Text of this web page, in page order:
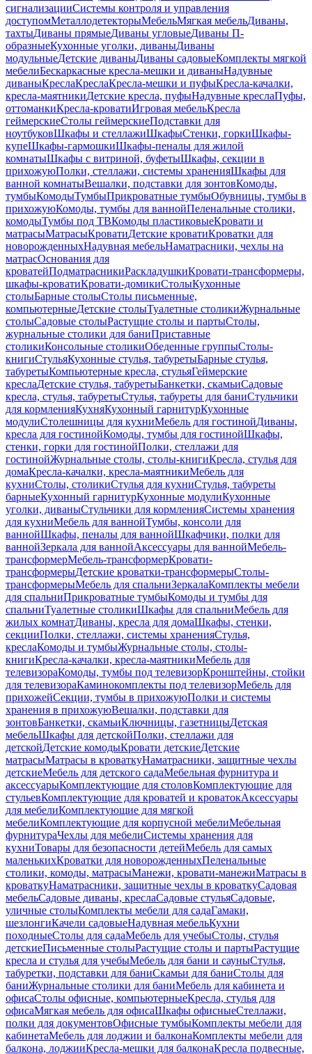
сигнализацииСистемы контроля и управления
доступомМеталлодетекторыМебельМягкая мебельДиваны,
тахтыДиваны прямыеДиваны угловыеДиваны П-
образныеКухонные уголки, диваныДиваны
модульныеДетские диваныДиваны садовыеКомплекты мягкой
мебелиБескаркасные кресла-мешки и диваныНадувные
диваныКреслаКреслаКресла-мешки и пуфыКресла-качалки,
кресла-маятникиДетские кресла, пуфыНадувные креслаПуфы,
оттоманкиКресла-кроватиИгровая мебельКресла
геймерскиеСтолы геймерскиеПодставки для
ноутбуковШкафы и стеллажиШкафыСтенки, горкиШкафы-
купеШкафы-гармошкиШкафы-пеналы для жилой
комнатыШкафы с витриной, буфетыШкафы, секции в
прихожуюПолки, стеллажи, системы храненияШкафы для
ванной комнатыВешалки, подставки для зонтовКомоды,
тумбыКомодыТумбыПрикроватные тумбыОбувницы, тумбы в
прихожуюКомоды, тумбы для ваннойПеленальные столики,
комодыТумбы под ТВКомоды пластиковыеКровати и
матрасыМатрасыКроватиДетские кроватиКроватки для
новорожденныхНадувная мебельНаматрасники, чехлы на
матрасОснования для
кроватейПодматрасникиРаскладушкиКровати-трансформеры,
шкафы-кроватиКровати-домикиСтолыКухонные
столыБарные столыСтолы письменные,
компьютерныеДетские столыТуалетные столикиЖурнальные
столыСадовые столыРастущие столы и партыСтолы,
журнальные столики для баниПриставные
столикиКонсольные столикиОбеденные группыСтолы-
книгиСтульяКухонные стулья, табуретыБарные стулья,
табуретыКомпьютерные кресла, стульяГеймерские
креслаДетские стулья, табуретыБанкетки, скамьиСадовые
кресла, стулья, табуретыСтулья, табуреты для баниСтульчики
для кормленияКухняКухонный гарнитурКухонные
модулиСтолешницы для кухниМебель для гостинойДиваны,
кресла для гостинойКомоды, тумбы для гостинойШкафы,
стенки, горки для гостинойПолки, стеллажи для
гостинойЖурнальные столы, столы-книгиКресла, стулья для
домаКресла-качалки, кресла-маятникиМебель для
кухниСтолы, столикиСтулья для кухниСтулья, табуреты
барныеКухонный гарнитурКухонные модулиКухонные
уголки, диваныСтульчики для кормленияСистемы хранения
для кухниМебель для ваннойТумбы, консоли для
ваннойШкафы, пеналы для ваннойШкафчики, полки для
ваннойЗеркала для ваннойАксессуары для ваннойМебель-
трансформерМебель-трансформерКровати-
трансформерыДетские кроватки-трансформерыСтолы-
трансформерыМебель для спальниЗеркалаКомплекты мебели
для спальниПрикроватные тумбыКомоды и тумбы для
спальниТуалетные столикиШкафы для спальниМебель для
жилых комнатДиваны, кресла для домаШкафы, стенки,
секцииПолки, стеллажи, системы храненияСтулья,
креслаКомоды и тумбыЖурнальные столы, столы-
книгиКресла-качалки, кресла-маятникиМебель для
телевизораКомоды, тумбы под телевизорКронштейны, стойки
для телевизораКаминокомплекты под телевизорМебель для
прихожейСекции, тумбы в прихожуюПолки и системы
хранения в прихожуюВешалки, подставки для
зонтовБанкетки, скамьиКлючницы, газетницыДетская
мебельШкафы для детскойПолки, стеллажи для
детскойДетские комодыКровати детскиеДетские
матрасыМатрасы в кроваткуНаматрасники, защитные чехлы
детскиеМебель для детского садаМебельная фурнитура и
аксессуарыКомплектующие для столовКомплектующие для
стульевКомплектующие для кроватей и кроватокАксессуары
для мебелиКомплектующие для мягкой
мебелиКомплектующие для корпусной мебелиМебельная
фурнитураЧехлы для мебелиСистемы хранения для
кухниТовары для безопасности детейМебель для самых
маленькихКроватки для новорожденныхПеленальные
столики, комоды, матрасыМанежи, кровати-манежиМатрасы в
кроваткуНаматрасники, защитные чехлы в кроваткуСадовая
мебельСадовые диваны, креслаСадовые стульяСадовые,
уличные столыКомплекты мебели для садаГамаки,
шезлонгиКачели садовыеНадувная мебельКухни
походныеСтолы для садаМебель для учебыСтолы, стулья
детскиеПисьменные столыРастущие столы и партыРастущие
кресла и стулья для учебыМебель для бани и сауныСтулья,
табуретки, подставки для баниСкамьи для баниСтолы для
баниЖурнальные столики для баниМебель для кабинета и
офисаСтолы офисные, компьютерныеКресла, стулья для
офисаМягкая мебель для офисаШкафы офисныеСтеллажи,
полки для документовОфисные тумбыКомплекты мебели для
кабинетаМебель для лоджии и балконаКомплекты мебели для
балкона, лоджииКресла-мешки для балконаКресла подвесные,